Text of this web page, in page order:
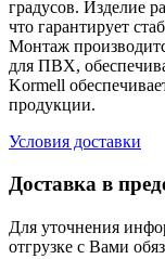
градусов. Изделие
что гарантирует
Монтаж
для ПВХ,
Kormell
продукции.
Условия доставки
Доставка в
Для уточнения
отгрузке с Вами